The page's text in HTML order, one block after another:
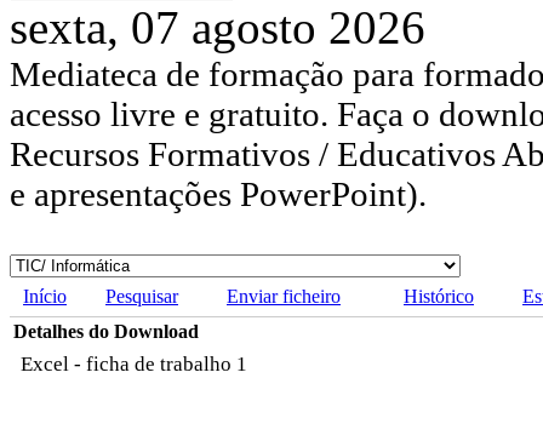
sexta, 07 agosto 2026
Mediateca de formação para
acesso livre e gratuito. Faça o
Recursos Formativos / Educativos
e apresentações PowerPoint).
Início Pesquisar Enviar ficheiro Histórico
Detalhes do Download
Excel - ficha de trabalho 1